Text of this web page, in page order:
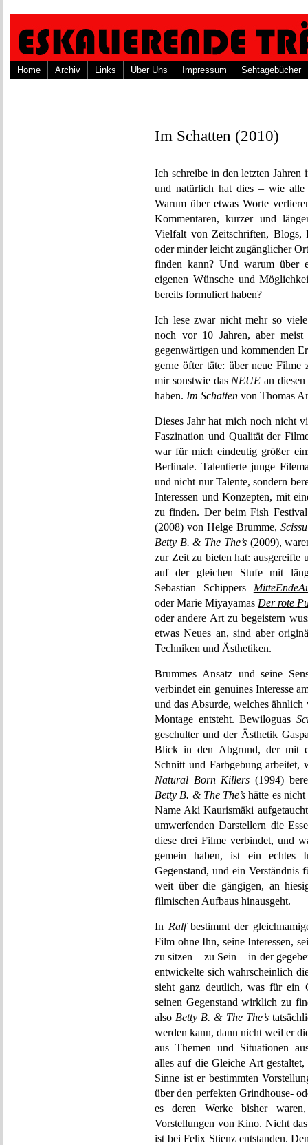
Home Archiv Links Über Uns Impressum Sehtagebücher
Im Schatten (2010)
Ich schreibe in den letzten
und natürlich hat dies – wie alle
Warum über etwas Worte
Kommentaren, kurzer und
Vielfalt von Zeitschriften, Blogs,
oder minder leicht zugänglicher
finden kann? Und warum über
eigenen Wünsche und
bereits formuliert haben?
Ich lese zwar nicht mehr so
noch vor 10 Jahren, aber meist
gegenwärtigen und kommenden
gerne öfter täte: über neue Filme
mir sonstwie das NEUE an
haben. Im Schatten von Thomas
Dieses Jahr hat mich noch nicht
Faszination und Qualität der
war für mich eindeutig größer
Berlinale. Talentierte junge
und nicht nur Talente, sondern
Interessen und Konzepten, mit
zu finden. Der beim Fish
(2008) von Helge Brumme, Scissu
Betty B. & The The’s(2009),
zur Zeit zu bieten hat: ausgereifte
auf der gleichen Stufe mit
Sebastian Schippers
oder Marie Miyayamas Der rote
oder andere Art zu begeistern
etwas Neues an, sind aber
Techniken und Ästhetiken.
Brummes Ansatz und seine
verbindet ein genuines Interesse
und das Absurde, welches
Montage entsteht. Bewiloguas
geschulter und der Ästhetik
Blick in den Abgrund, der mit
Schnitt und Farbgebung arbeitet,
Natural Born Killers (1994)
Betty B. & The The’s hätte es
Name Aki Kaurismäki
umwerfenden Darstellern die
diese drei Filme verbindet, und
gemein haben, ist ein echtes
Gegenstand, und ein Verständnis
weit über die gängigen, an
filmischen Aufbaus hinausgeht.
In Ralfbestimmt der
Film ohne Ihn, seine Interessen,
zu sitzen – zu Sein – in der
entwickelte sich wahrscheinlich
sieht ganz deutlich, was für ein
seinen Gegenstand wirklich zu
also Betty B. & The The’s
werden kann, dann nicht weil er
aus Themen und Situationen
alles auf die Gleiche Art
Sinne ist er bestimmten
über den perfekten Grindhouse-
es deren Werke bisher
Vorstellungen von Kino. Nicht
ist bei Felix Stienz entstanden.